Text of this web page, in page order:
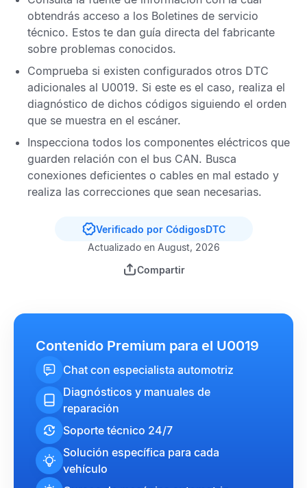
obtendrás acceso a los Boletines de servicio
técnico. Estos te dan guía directa del fabricante
sobre problemas conocidos.
Comprueba si existen configurados otros DTC
adicionales al U0019. Si este es el caso, realiza el
diagnóstico de dichos códigos siguiendo el orden
que se muestra en el escáner.
Inspecciona todos los componentes eléctricos que
guarden relación con el bus CAN. Busca
conexiones deficientes o cables en mal estado y
realiza las correcciones que sean necesarias.
Verificado por CódigosDTC
Actualizado en August, 2026
Compartir
Contenido Premium para el U0019
Chat con especialista automotriz
Diagnósticos y manuales de
reparación
Soporte técnico 24/7
Solución específica para cada
vehículo